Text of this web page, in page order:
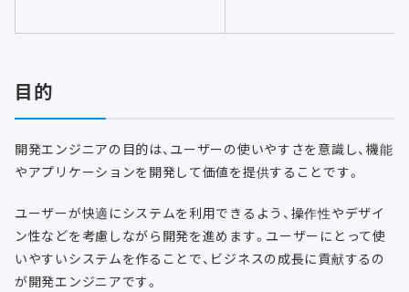
目的
開発エンジニアの目的は、ユーザーの使いやすさを意識し、機能
やアプリケーションを開発して価値を提供することです。
ユーザーが快適にシステムを利用できるよう、操作性やデザイ
ン性などを考慮しながら開発を進めます。ユーザーにとって使
いやすいシステムを作ることで、ビジネスの成長に貢献するの
が開発エンジニアです。